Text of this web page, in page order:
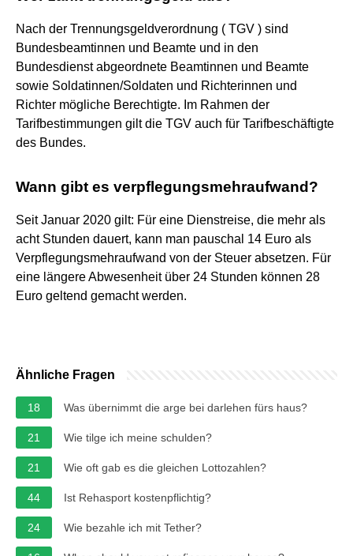
Nach der Trennungsgeldverordnung ( TGV ) sind
Bundesbeamtinnen und Beamte und in den
Bundesdienst abgeordnete Beamtinnen und Beamte
sowie Soldatinnen/Soldaten und Richterinnen und
Richter mögliche Berechtigte. Im Rahmen der
Tarifbestimmungen gilt die TGV auch für Tarifbeschäftigte
des Bundes.
Wann gibt es verpflegungsmehraufwand?
Seit Januar 2020 gilt: Für eine Dienstreise, die mehr als
acht Stunden dauert, kann man pauschal 14 Euro als
Verpflegungsmehraufwand von der Steuer absetzen. Für
eine längere Abwesenheit über 24 Stunden können 28
Euro geltend gemacht werden.
Ähnliche Fragen
18 Was übernimmt die arge bei darlehen fürs haus?
21 Wie tilge ich meine schulden?
21 Wie oft gab es die gleichen Lottozahlen?
44 Ist Rehasport kostenpflichtig?
24 Wie bezahle ich mit Tether?